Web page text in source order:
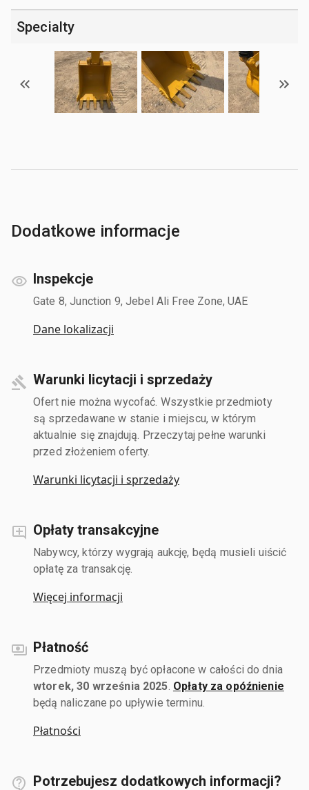
Specialty
Dodatkowe informacje
Inspekcje
Gate 8, Junction 9, Jebel Ali Free Zone, UAE
Dane lokalizacji
Warunki licytacji i sprzedaży
Ofert nie można wycofać. Wszystkie przedmioty
są sprzedawane w stanie i miejscu, w którym
aktualnie się znajdują. Przeczytaj pełne warunki
przed złożeniem oferty.
Warunki licytacji i sprzedaży
Opłaty transakcyjne
Nabywcy, którzy wygrają aukcję, będą musieli uiścić
opłatę za transakcję.
Więcej informacji
Płatność
Przedmioty muszą być opłacone w całości do dnia
wtorek, 30 września 2025 Opłaty za opóźnienie
będą naliczane po upływie terminu.
Płatności
Potrzebujesz dodatkowych informacji?